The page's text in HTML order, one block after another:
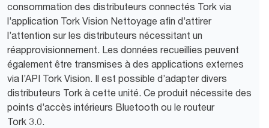
consommation des distributeurs connectés Tork via
l’application Tork Vision Nettoyage afin d’attirer
l’attention sur les distributeurs nécessitant un
réapprovisionnement. Les données recueillies peuvent
également être transmises à des applications externes
via l’API Tork Vision. Il est possible d’adapter divers
distributeurs Tork à cette unité. Ce produit nécessite des
points d’accès intérieurs Bluetooth ou le routeur
Tork 3.0.